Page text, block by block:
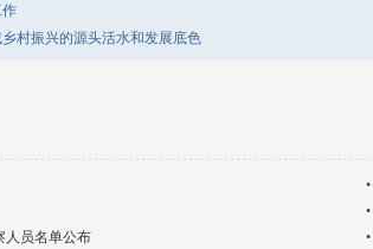
作
村振兴的源头活水和发展底色
•
•
人员名单公布 •